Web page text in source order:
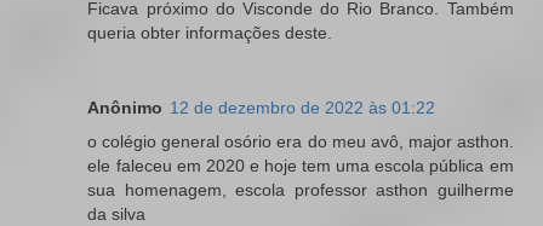
Ficava próximo do Visconde do Rio Branco. Também
queria obter informações deste.
Anônimo 12 de dezembro de 2022 às 01:22
o colégio general osório era do meu avô, major asthon.
ele faleceu em 2020 e hoje tem uma escola pública em
sua homenagem, escola professor asthon guilherme
da silva